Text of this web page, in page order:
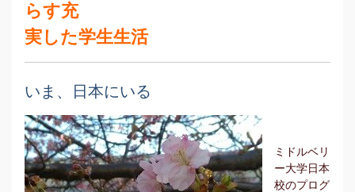
らす充
実した学生生活
いま、日本にいる
ミドルベリ
ー大学日本
校のプログ